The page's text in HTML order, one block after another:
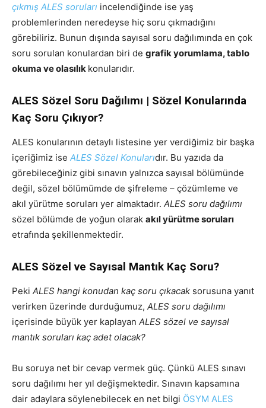
çıkmış ALES soruları incelendiğinde ise yaş
problemlerinden neredeyse hiç soru çıkmadığını
görebiliriz. Bunun dışında sayısal soru dağılımında en çok
soru sorulan konulardan biri de grafik yorumlama, tablo
okuma ve olasılık konularıdır.
ALES Sözel Soru Dağılımı | Sözel Konularında
Kaç Soru Çıkıyor?
ALES konularının detaylı listesine yer verdiğimiz bir başka
içeriğimiz ise ALES Sözel Konularıdır. Bu yazıda da
görebileceğiniz gibi sınavın yalnızca sayısal bölümünde
değil, sözel bölümümde de şifreleme – çözümleme ve
akıl yürütme soruları yer almaktadır. ALES soru dağılımı
sözel bölümde de yoğun olarak akıl yürütme soruları
etrafında şekillenmektedir.
ALES Sözel ve Sayısal Mantık Kaç Soru?
Peki ALES hangi konudan kaç soru çıkacak sorusuna yanıt
verirken üzerinde durduğumuz, ALES soru dağılımı
içerisinde büyük yer kaplayan ALES sözel ve sayısal
mantık soruları kaç adet olacak?
Bu soruya net bir cevap vermek güç. Çünkü ALES sınavı
soru dağılımı her yıl değişmektedir. Sınavın kapsamına
dair adaylara söylenebilecek en net bilgi ÖSYM ALES